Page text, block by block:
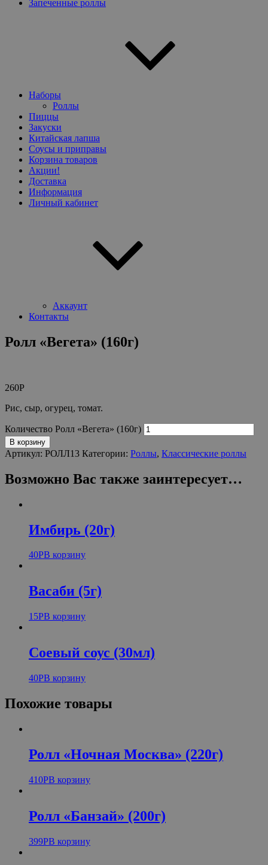
Запеченные роллы
Наборы
Роллы
Пиццы
Закуски
Китайская лапша
Соусы и приправы
Корзина товаров
Акции!
Доставка
Информация
Личный кабинет
Аккаунт
Контакты
Ролл «Вегета» (160г)
260Р
Рис, сыр, огурец, томат.
Количество Ролл «Вегета» (160г)
В корзину
Артикул: РОЛЛ13 Категории: Роллы, Классические роллы
Возможно Вас также заинтересует…
Имбирь (20г)
40РВ корзину
Васаби (5г)
15РВ корзину
Соевый соус (30мл)
40РВ корзину
Похожие товары
Ролл «Ночная Москва» (220г)
410РВ корзину
Ролл «Банзай» (200г)
399РВ корзину